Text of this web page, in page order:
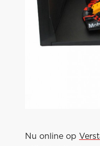
Nu online op